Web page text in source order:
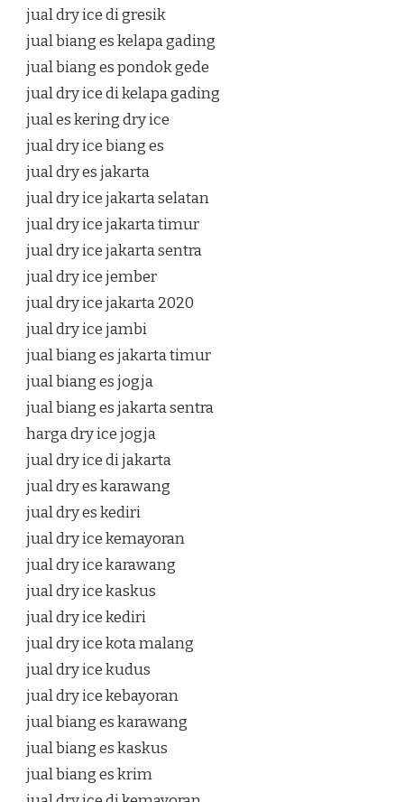
jual dry ice di gresik
jual biang es kelapa gading
jual biang es pondok gede
jual dry ice di kelapa gading
jual es kering dry ice
jual dry ice biang es
jual dry es jakarta
jual dry ice jakarta selatan
jual dry ice jakarta timur
jual dry ice jakarta sentra
jual dry ice jember
jual dry ice jakarta 2020
jual dry ice jambi
jual biang es jakarta timur
jual biang es jogja
jual biang es jakarta sentra
harga dry ice jogja
jual dry ice di jakarta
jual dry es karawang
jual dry es kediri
jual dry ice kemayoran
jual dry ice karawang
jual dry ice kaskus
jual dry ice kediri
jual dry ice kota malang
jual dry ice kudus
jual dry ice kebayoran
jual biang es karawang
jual biang es kaskus
jual biang es krim